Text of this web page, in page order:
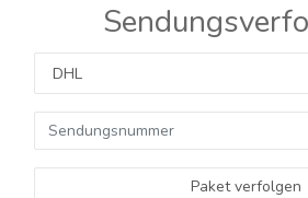
Paket verfolgen